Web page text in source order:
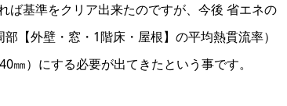
基準をクリア出来たのですが、今後 省エネの
【外壁・窓・1階床・屋根】の平均熱貫流率）
㎜）にする必要が出てきたという事です。